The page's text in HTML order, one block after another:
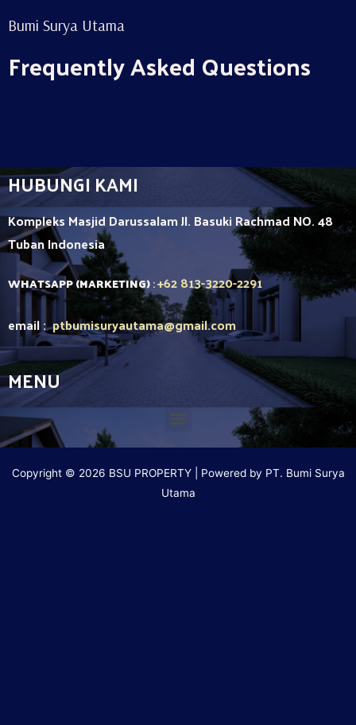
Bumi Surya Utama
Frequently Asked Questions
HUBUNGI KAMI
Kompleks Masjid Darussalam Jl. Basuki Rachmad NO. 48
TubanIndonesia
WHATSAPP (MARKETING):+62 813-3220-2291
email :ptbumisuryautama@gmail.com
MENU
Copyright © 2026 BSU PROPERTY | Powered by PT. Bumi Surya
Utama